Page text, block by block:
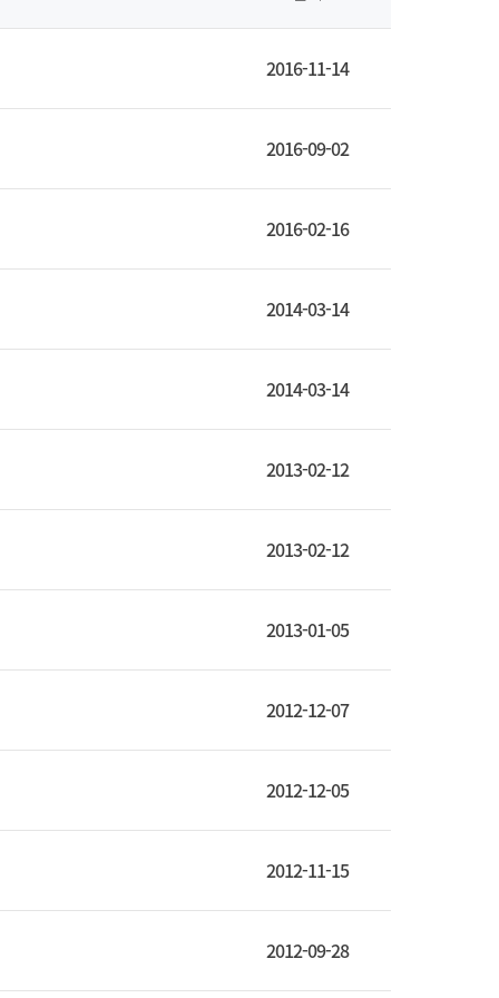
2016-11-14
2016-09-02
2016-02-16
2014-03-14
2014-03-14
2013-02-12
2013-02-12
2013-01-05
2012-12-07
2012-12-05
2012-11-15
2012-09-28